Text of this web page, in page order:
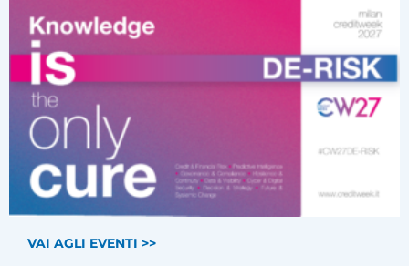
VAI AGLI EVENTI >>